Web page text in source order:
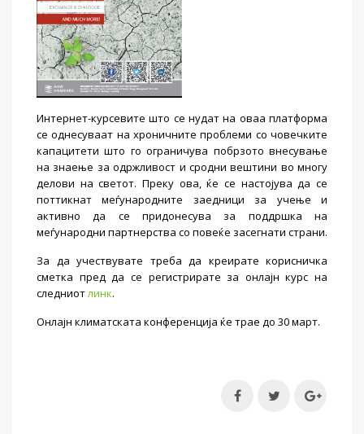
Интернет-курсевите што се нудат на оваа платформа
се однесуваат на хроничните проблеми со човечките
капацитети што го ограничува побрзото внесување
на знаење за одржливост и сродни вештини во многу
делови на светот. Преку ова, ќе се настојува да се
поттикнат меѓународните заедници за учење и
активно да се придонесува за поддршка на
меѓународни партнерства со повеќе засегнати страни.
За да учествувате треба да креирате корисничка
сметка пред да се регистрирате за онлајн курс на
следниотлинк.
Онлајн климатската конференција ќе трае до 30 март.